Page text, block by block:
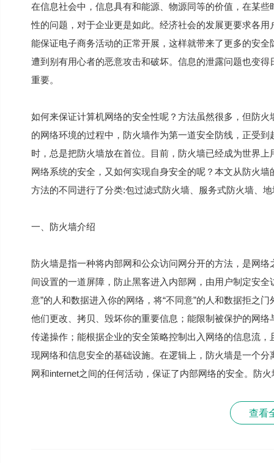
在信息社会中，信息具有和能源、物源同等的价值，在某
性的问题，对于企业更是如此。经济社会的发展更要求各
能保证电子商务活动的正常开展，这样就带来了更多的安
遭到别有用心者的恶意攻击和破坏。信息的泄露问题也变
重要。
如何来保证计算机网络的安全性呢？方法虽然很多，但防
的网络环境的过程中，防火墙作为第一道安全防线，正受
时，总是把防火墙放在首位。目前，防火墙已经成为世界
网络系统的安全，又如何实现自身安全的呢？本文从防火
方法的不同进行了分类:包过滤式防火墙、服务式防火墙、
一、防火墙介绍
防火墙是指一种将内部网和公众访问网分开的方法，是网
间设置的一道屏障，防止黑客进入内部网，由用户制定安
意”的人和数据进入你的网络，将“不同意”的人和数据拒之
他们更改、拷贝、毁坏你的重要信息；能限制被保护的网
传递操作；能根据企业的安全策略控制出入网络的信息流
现网络和信息安全的基础设施。在逻辑上，防火墙是一个
网和internet之间的任何活动，保证了内部网络的安全。防
查看